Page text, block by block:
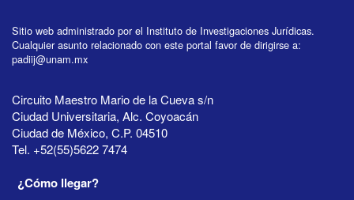
Sitio web administrado por el Instituto de Investigaciones Jurídicas.
Cualquier asunto relacionado con este portal favor de dirigirse a:
padiij@unam.mx
Circuito Maestro Mario de la Cueva s/n
Ciudad Universitaria, Alc. Coyoacán
Ciudad de México, C.P. 04510
Tel. +52(55)5622 7474
¿Cómo llegar?